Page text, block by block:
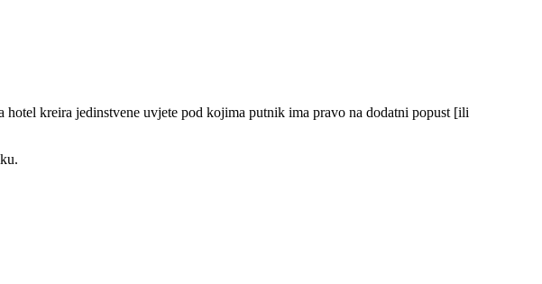
kreira jedinstvene uvjete pod kojima putnik ima pravo na dodatni popust [ili